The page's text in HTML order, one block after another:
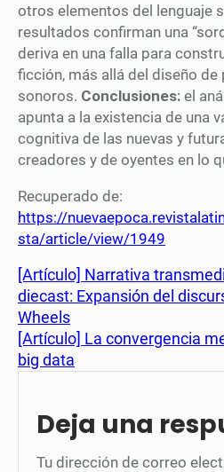
otros elementos del lenguaje
resultados confirman una
deriva en una falla para
ficción, más allá del diseño de
sonoros. Conclusiones: el
apunta a la existencia de una
cognitiva de las nuevas y
creadores y de oyentes en lo
Recuperado de:
https://
sta/article/view/1949
[Artículo] Narrativa
diecast: Expansión del
Wheels
[Artículo] La convergencia
big data
Deja una
Tu dirección de correo